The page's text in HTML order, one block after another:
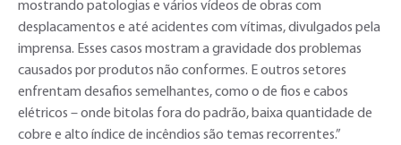
mostrando patologias e vários vídeos de obras com
desplacamentos e até acidentes com vítimas, divulgados pela
imprensa. Esses casos mostram a gravidade dos problemas
causados por produtos não conformes. E outros setores
enfrentam desafios semelhantes, como o de fios e cabos
elétricos – onde bitolas fora do padrão, baixa quantidade de
cobre e alto índice de incêndios são temas recorrentes.”